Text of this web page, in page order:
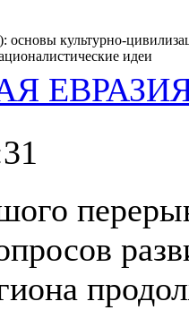
культурно-
идеи